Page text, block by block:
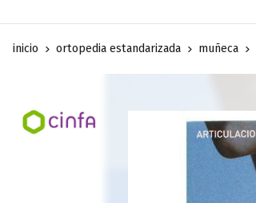
inicio ortopedia estandarizada muñeca